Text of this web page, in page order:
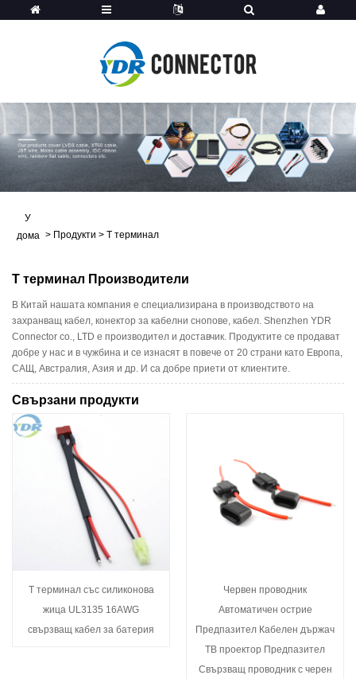
У
дома > Продукти > Т терминал
Т терминал Производители
В Китай нашата компания е специализирана в производството на
захранващ кабел, конектор за кабелни снопове, кабел. Shenzhen YDR
Connector co., LTD е производител и доставчик. Продуктите се продават
добре у нас и в чужбина и се изнасят в повече от 20 страни като Европа,
САЩ, Австралия, Азия и др. И са добре приети от клиентите.
Свързани продукти
T терминал със силиконова
жица UL3135 16AWG
свързващ кабел за батерия
Червен проводник
Автоматичен острие
Предпазител Кабелен държач
ТВ проектор Предпазител
Свързващ проводник с черен